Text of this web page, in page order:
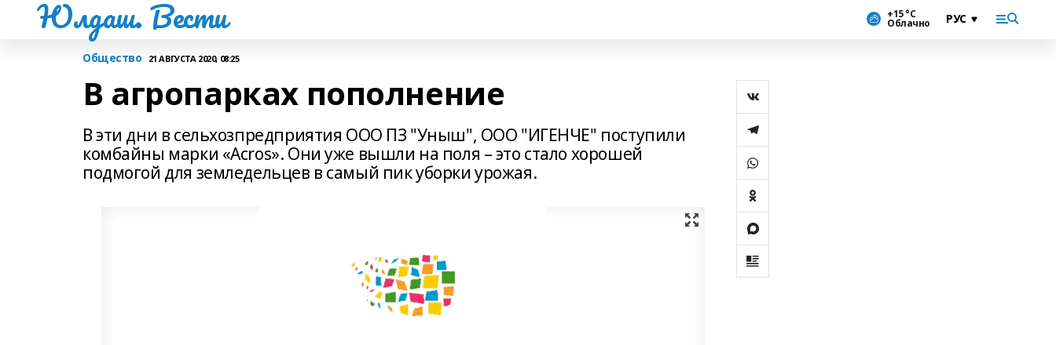
Юлдаш. Вести +15 °С
Облачно
Общество 21 АВГУСТА 2020, 08:25
В агропарках пополнение
В эти дни в сельхозпредприятия ООО ПЗ "Уныш", ООО "ИГЕНЧЕ" поступили
комбайны марки «Acros». Они уже вышли на поля – это стало хорошей
подмогой для земледельцев в самый пик уборки урожая.